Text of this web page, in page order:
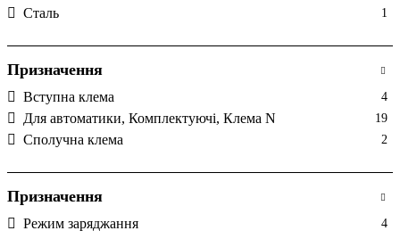
Сталь 1
Призначення
Вступна клема 4
Для автоматики, Комплектуючі, Клема N 19
Сполучна клема 2
Призначення
Режим заряджання 4